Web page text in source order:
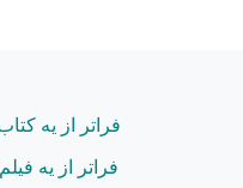
فراتر از یه
فراتر از یه